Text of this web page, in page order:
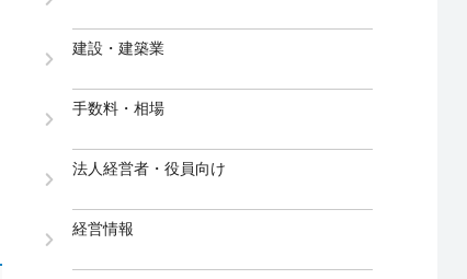
建設・建築業
手数料・相場
法人経営者・役員向け
経営情報